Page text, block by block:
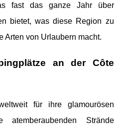
fast das ganze Jahr über
bietet, was diese Region zu
Arten von Urlaubern macht.
an der Côte
für ihre glamourösen
atemberaubenden Strände